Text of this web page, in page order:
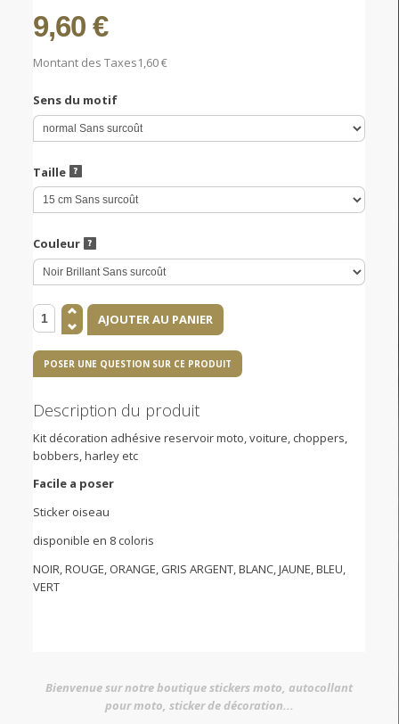
9,60 €
Montant des Taxes1,60 €
Sens du motif
Taille
Couleur
POSER UNE QUESTION SUR CE PRODUIT
Description du produit
Kit décoration adhésive reservoir moto, voiture, choppers,
bobbers, harley etc
Facile a poser
Sticker oiseau
disponible en 8 coloris
NOIR, ROUGE, ORANGE, GRIS ARGENT, BLANC, JAUNE, BLEU,
VERT
Bienvenue sur notre boutique stickers moto, autocollant
pour moto, sticker de décoration...